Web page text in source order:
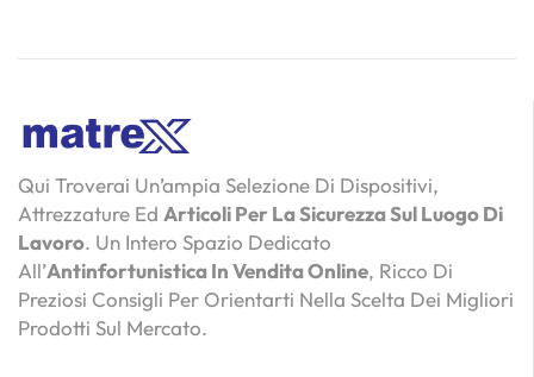
Qui Troverai Un’ampia Selezione Di Dispositivi,
Attrezzature Ed Articoli Per La Sicurezza Sul Luogo Di
Lavoro. Un Intero Spazio Dedicato
All’Antinfortunistica In Vendita Online, Ricco Di
Preziosi Consigli Per Orientarti Nella Scelta Dei Migliori
Prodotti Sul Mercato.